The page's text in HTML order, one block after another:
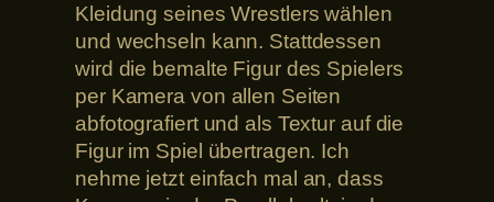
Kleidung seines Wrestlers wählen
und wechseln kann. Stattdessen
wird die bemalte Figur des Spielers
per Kamera von allen Seiten
abfotografiert und als Textur auf die
Figur im Spiel übertragen. Ich
nehme jetzt einfach mal an, dass